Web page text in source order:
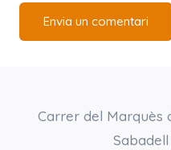
Carrer del Marquès